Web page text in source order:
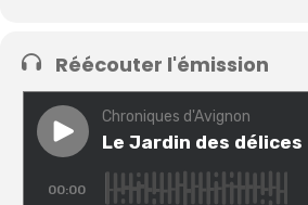
Réécouter l'émission